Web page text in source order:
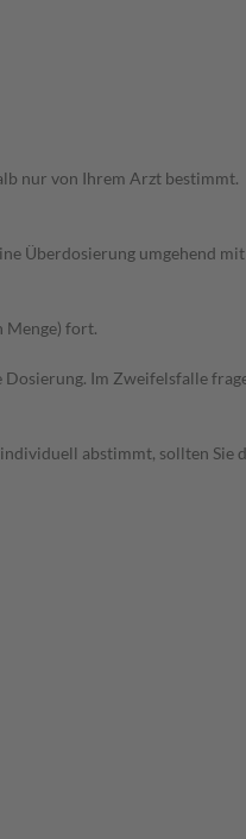
nur von Ihrem Arzt bestimmt.
Überdosierung umgehend
Menge) fort.
Im Zweifelsfalle
abstimmt, sollten